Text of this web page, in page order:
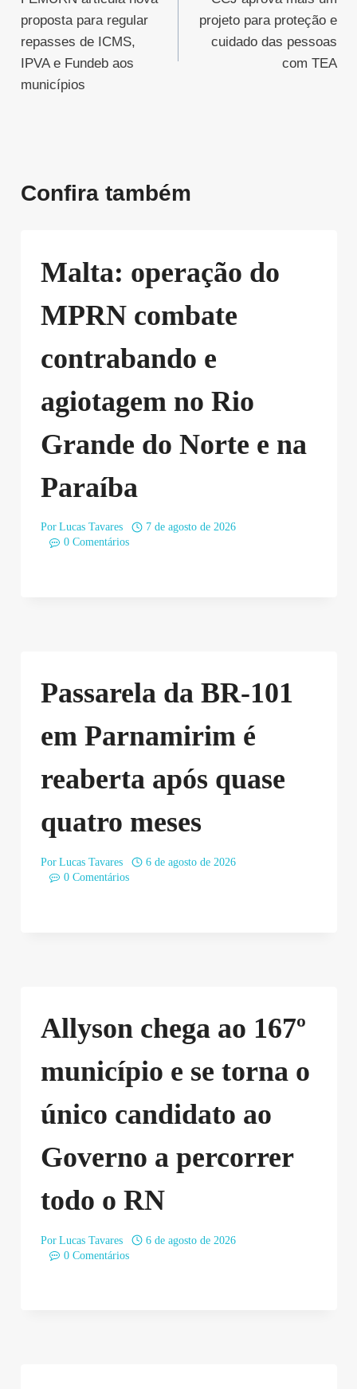
de
Post
proposta para regular
repasses de ICMS,
IPVA e Fundeb aos
municípios
projeto para proteção e
cuidado das pessoas
com TEA
Confira também
Malta: operação do
MPRN combate
contrabando e
agiotagem no Rio
Grande do Norte e na
Paraíba
Por Lucas Tavares
7 de agosto de 2026
0 Comentários
Passarela da BR-101
em Parnamirim é
reaberta após quase
quatro meses
Por Lucas Tavares
6 de agosto de 2026
0 Comentários
Allyson chega ao 167º
município e se torna o
único candidato ao
Governo a percorrer
todo o RN
Por Lucas Tavares
6 de agosto de 2026
0 Comentários